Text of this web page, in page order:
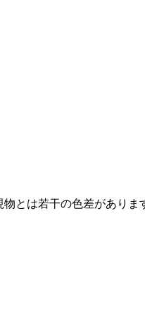
とは若干の色差がありま